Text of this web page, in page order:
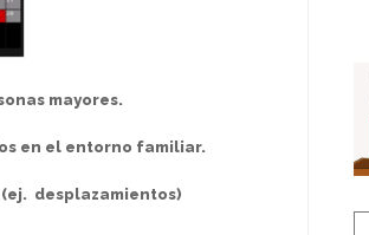
mayores.
en el entorno familiar.
desplazamientos)